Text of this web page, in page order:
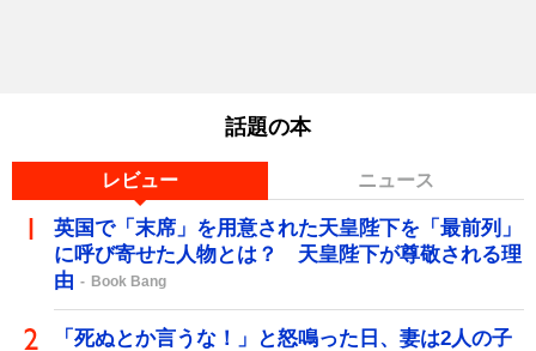
話題の本
レビュー ニュース
英国で「末席」を用意された天皇陛下を「最前列」
に呼び寄せた人物とは？ 天皇陛下が尊敬される理
由
Book Bang
「死ぬとか言うな！」と怒鳴った日、妻は2人の子